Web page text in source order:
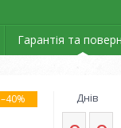
Гарантія та
–40% Днів